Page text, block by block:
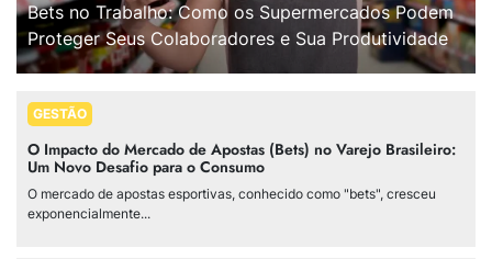
Bets no Trabalho: Como os Supermercados Podem
Proteger Seus Colaboradores e Sua Produtividade
GESTÃO
O Impacto do Mercado de Apostas (Bets) no Varejo Brasileiro:
Um Novo Desafio para o Consumo
O mercado de apostas esportivas, conhecido como "bets", cresceu
exponencialmente...